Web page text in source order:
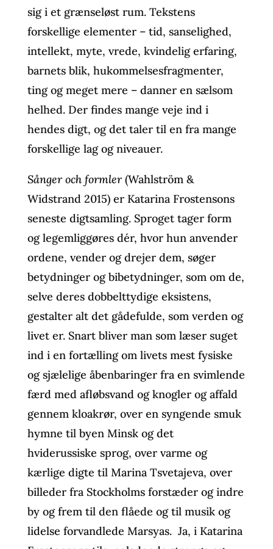
sig i et grænseløst rum. Tekstens
forskellige elementer – tid, sanselighed,
intellekt, myte, vrede, kvindelig erfaring,
barnets blik, hukommelsesfragmenter,
ting og meget mere – danner en sælsom
helhed. Der findes mange veje ind i
hendes digt, og det taler til en fra mange
forskellige lag og niveauer.
Sånger och formler(Wahlström &
Widstrand 2015) er Katarina Frostensons
seneste digtsamling. Sproget tager form
og legemliggøres dér, hvor hun anvender
ordene, vender og drejer dem, søger
betydninger og bibetydninger, som om de,
selve deres dobbelttydige eksistens,
gestalter alt det gådefulde, som verden og
livet er. Snart bliver man som læser suget
ind i en fortælling om livets mest fysiske
og sjælelige åbenbaringer fra en svimlende
færd med afløbsvand og knogler og affald
gennem kloakrør, over en syngende smuk
hymne til byen Minsk og det
hviderussiske sprog, over varme og
kærlige digte til Marina Tsvetajeva, over
billeder fra Stockholms forstæder og indre
by og frem til den flåede og til musik og
lidelse forvandlede Marsyas. Ja, i Katarina